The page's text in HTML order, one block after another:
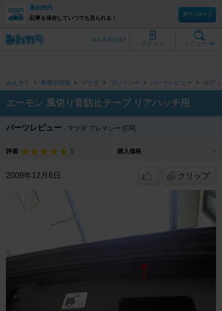
記事を保存していつでも見られる！
ダウンロード
メニュー
ログイン
みんカラとは？
みんカラ 車種別情報 マツダ プレマシー パーツレビュー ボデ
エーモン 風切り音防止テープ リアハッチ用
パーツレビュー マツダ プレマシー [CR]
評価 5 購入価格 -
2009年12月6日 クリップ